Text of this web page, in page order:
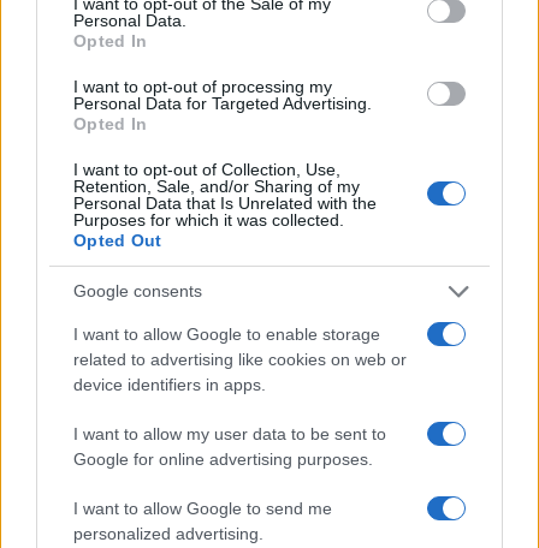
Personal Data.
Opted In
I want to opt-out of processing my
Personal Data for Targeted Advertising.
Opted In
I want to opt-out of Collection, Use,
Retention, Sale, and/or Sharing of my
Personal Data that Is Unrelated with the
Purposes for which it was collected.
Opted Out
Google consents
I want to allow Google to enable storage
related to advertising like cookies on web or
device identifiers in apps.
I want to allow my user data to be sent to
Google for online advertising purposes.
I want to allow Google to send me
personalized advertising.
Επίδομα ενοικίου: Μόλις 1 στις 3
18/03/2019 - 12:20
Επίδομα ενοικίου: Γιατί
ιδιοκτήτες
18/03/2019 - 09:53
epidomastegasis.gr Επίδομα
την αίτηση
17/03/2019 - 13:16